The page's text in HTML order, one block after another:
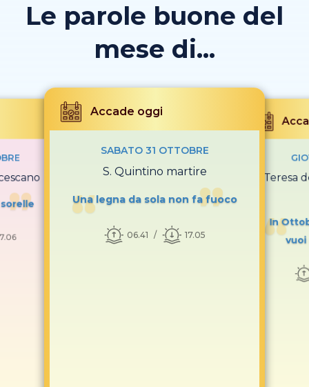
Le parole buone del
mese di...
Accade oggi
SABATO 31 OTTOBRE
S. Quintino martire
Una legna da sola non fa fuoco
06.41 17.05
S. Teresa
In
vuoi